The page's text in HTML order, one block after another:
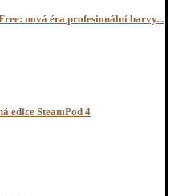
nová éra profesionální barvy...
edice SteamPod 4